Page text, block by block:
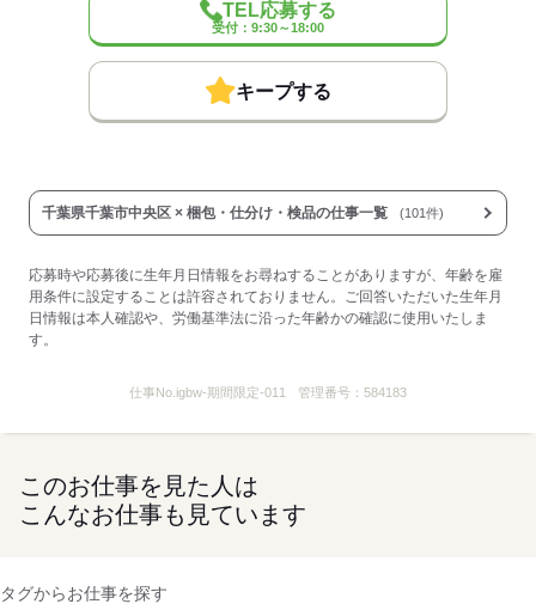
★交通費支給
★正社員登用あり
応募する
TEL応募する
受付：9:30～18:00
キープする
千葉県千葉市中央区 × 梱包・仕分け・検品の仕事一覧 (101件)
応募時や応募後に生年月日情報をお尋ねすることがありますが、年齢を雇
用条件に設定することは許容されておりません。ご回答いただいた生年月
日情報は本人確認や、労働基準法に沿った年齢かの確認に使用いたしま
す。
仕事No. igbw-期間限定-011 管理番号： 584183
このお仕事を見た人は
こんなお仕事も見ています
タグからお仕事を探す